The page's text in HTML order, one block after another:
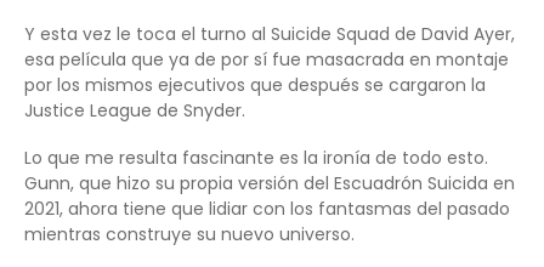
Y esta vez le toca el turno al Suicide Squad de David Ayer,
esa película que ya de por sí fue masacrada en montaje
por los mismos ejecutivos que después se cargaron la
Justice League de Snyder.
Lo que me resulta fascinante es la ironía de todo esto.
Gunn, que hizo su propia versión del Escuadrón Suicida en
2021, ahora tiene que lidiar con los fantasmas del pasado
mientras construye su nuevo universo.